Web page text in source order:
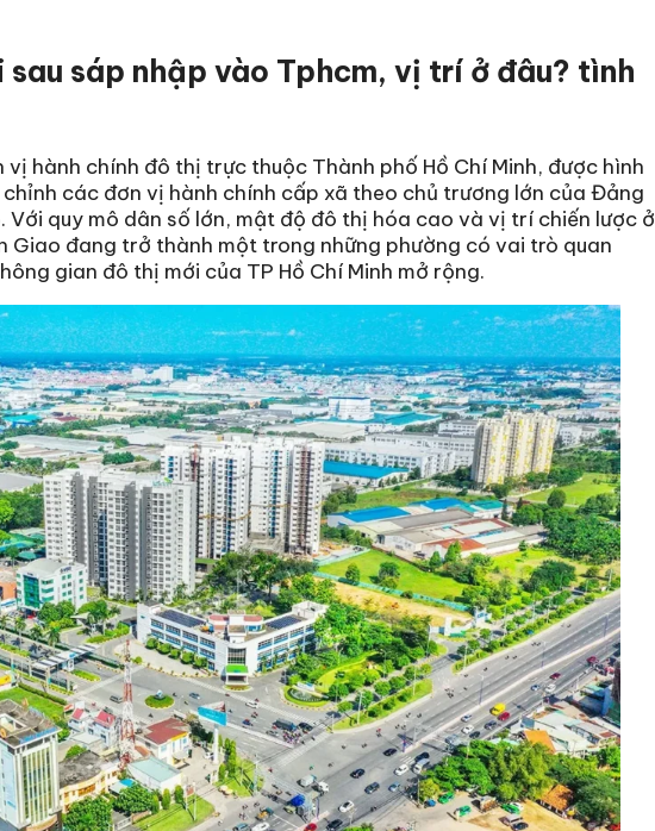
sau sáp nhập vào Tphcm, vị trí ở đâu? tình
vị hành chính đô thị trực thuộc Thành phố Hồ Chí Minh, được hình
các đơn vị hành chính cấp xã theo chủ trương lớn của Đảng
quy mô dân số lớn, mật độ đô thị hóa cao và vị trí chiến lược ở
Giao đang trở thành một trong những phường có vai trò quan
gian đô thị mới của TP Hồ Chí Minh mở rộng.